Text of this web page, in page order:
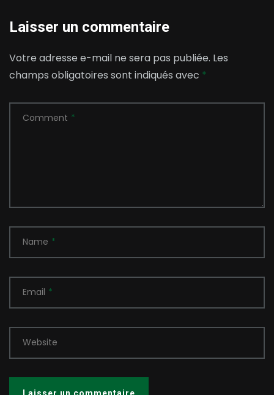
Laisser un commentaire
Votre adresse e-mail ne sera pas publiée. Les
champs obligatoires sont indiqués avec *
Comment *
Name *
Email *
Website